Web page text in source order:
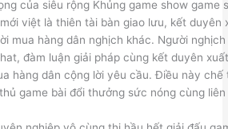
của siêu rộng Khủng game show game
việt là thiên tài bàn giao lưu, kết duyên
mua hàng dân nghịch khác. Người
đàm luận giải pháp cùng kết duyên
hàng dân cộng lời yêu cầu. Điều này chế
game bài đổi thưởng sức nóng cùng